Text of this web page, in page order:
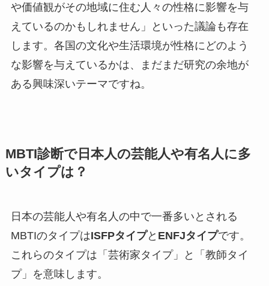
や価値観がその地域に住む人々の性格に影響を与
えているのかもしれません」といった議論も存在
します。各国の文化や生活環境が性格にどのよう
な影響を与えているかは、まだまだ研究の余地が
ある興味深いテーマですね。
MBTI診断で日本人の芸能人や有名人に多
いタイプは？
日本の芸能人や有名人の中で一番多いとされる
MBTIのタイプはISFPタイプと ENFJタイプです。
これらのタイプは「芸術家タイプ」と「教師タイ
プ」を意味します。